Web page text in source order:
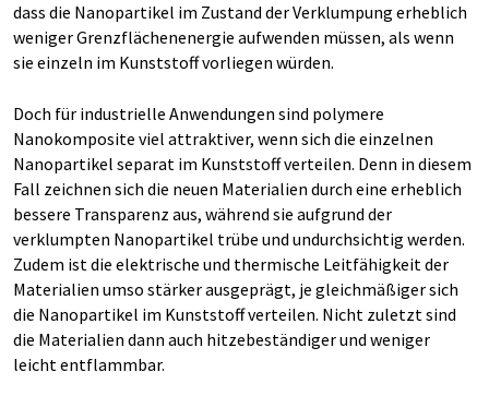
dass die Nanopartikel im Zustand der Verklumpung erheblich
weniger Grenzflächenenergie aufwenden müssen, als wenn
sie einzeln im Kunststoff vorliegen würden.
Doch für industrielle Anwendungen sind polymere
Nanokomposite viel attraktiver, wenn sich die einzelnen
Nanopartikel separat im Kunststoff verteilen. Denn in diesem
Fall zeichnen sich die neuen Materialien durch eine erheblich
bessere Transparenz aus, während sie aufgrund der
verklumpten Nanopartikel trübe und undurchsichtig werden.
Zudem ist die elektrische und thermische Leitfähigkeit der
Materialien umso stärker ausgeprägt, je gleichmäßiger sich
die Nanopartikel im Kunststoff verteilen. Nicht zuletzt sind
die Materialien dann auch hitzebeständiger und weniger
leicht entflammbar.